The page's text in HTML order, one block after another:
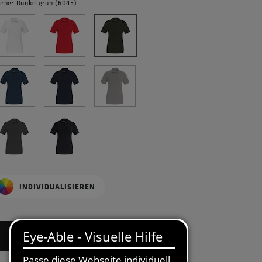
Dunkelgrün (6045)
INDIVIDUALISIEREN
BITTE GRÖSSE WÄHLEN